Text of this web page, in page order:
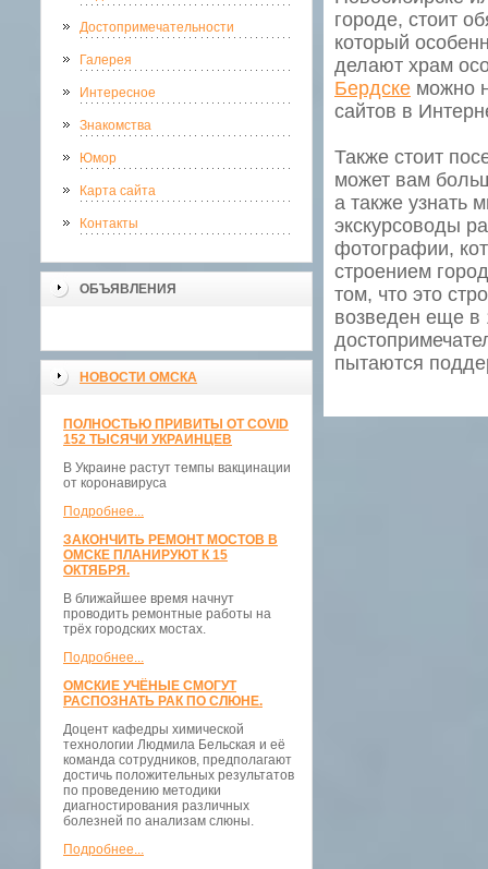
Достопримечательности
Галерея
Интересное
Знакомства
Юмор
Карта сайта
Контакты
ОБЪЯВЛЕНИЯ
НОВОСТИ ОМСКА
ПОЛНОСТЬЮ ПРИВИТЫ ОТ COVID
152 ТЫСЯЧИ УКРАИНЦЕВ
В Украине растут темпы вакцинации
от коронавируса
Подробнее...
ЗАКОНЧИТЬ РЕМОНТ МОСТОВ В
ОМСКЕ ПЛАНИРУЮТ К 15
ОКТЯБРЯ.
В ближайшее время начнут
проводить ремонтные работы на
трёх городских мостах.
Подробнее...
ОМСКИЕ УЧЁНЫЕ СМОГУТ
РАСПОЗНАТЬ РАК ПО СЛЮНЕ.
Доцент кафедры химической
технологии Людмила Бельская и её
команда сотрудников, предполагают
достичь положительных результатов
по проведению методики
диагностирования различных
болезней по анализам слюны.
Подробнее...
городе, стоит
который
делают храм
Бердске можно
сайтов в
Также стоит
может вам
а также узнать
экскурсоводы
фотографии,
строением
том, что это
возведен еще в
пытаются